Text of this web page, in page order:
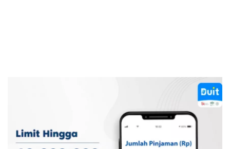
Asuransi Jiwa
Asuransi Kesehatan